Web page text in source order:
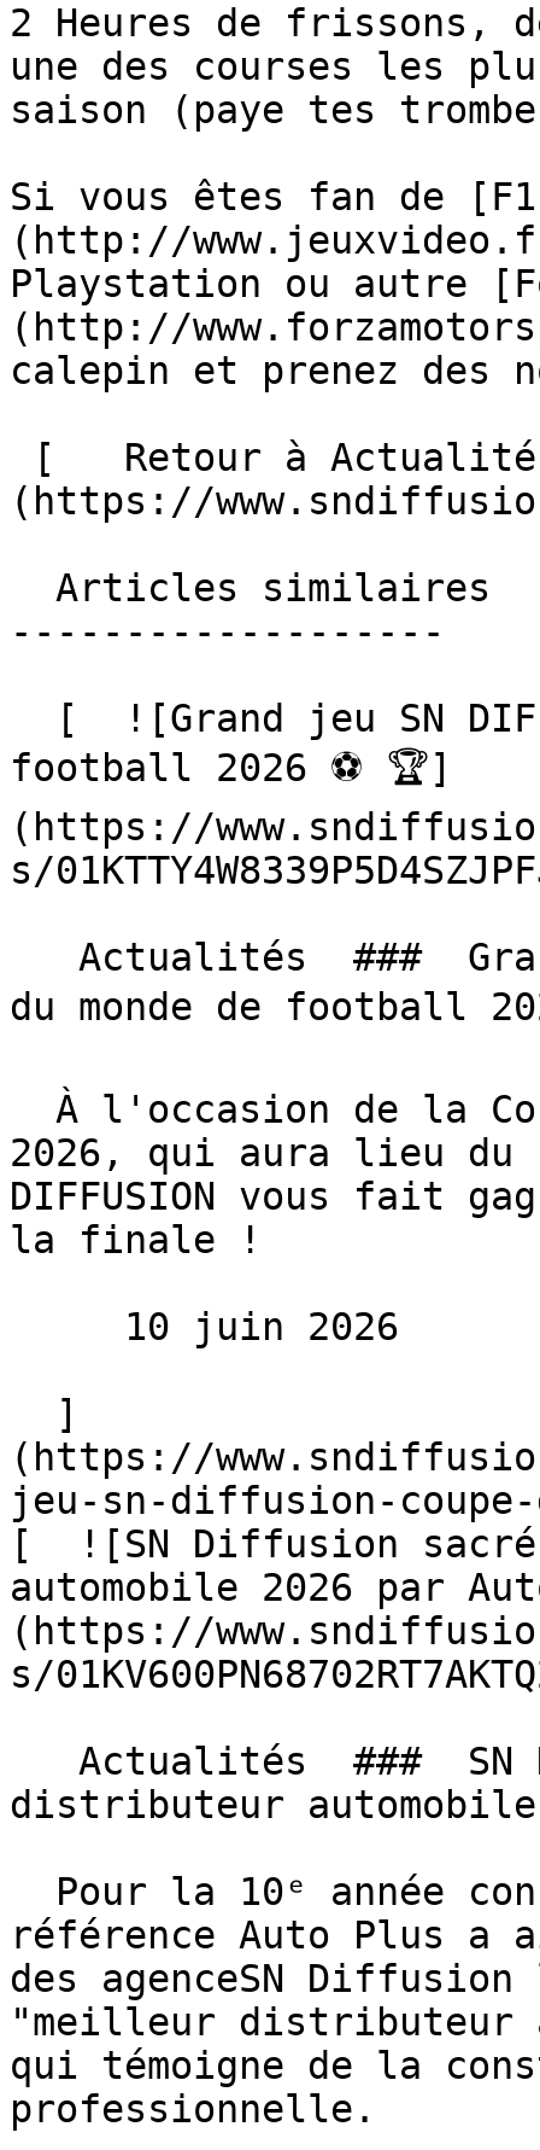
2 Heures de frissons,
une des courses les
saison (paye tes
Si vous êtes fan de
(http://
Playstation ou autre
(http://
calepin et prenez des
(https://
-------------------
football 2026 ⚽️ 🏆]
(https://
s/
du monde de football
2026, qui aura lieu
DIFFUSION vous fait
la finale !
(https://
jeu-sn-diffusion-coupe-
[  ![SN Diffusion
automobile 2026 par
(https://
s/
distributeur
référence Auto Plus a
des agenceSN
"meilleur distributeur
qui témoigne de la
professionnelle.